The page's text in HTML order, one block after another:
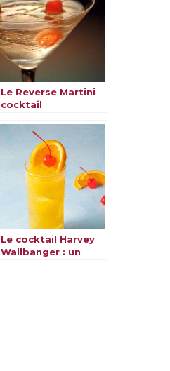
Le Reverse Martini
cocktail
Le cocktail Harvey
Wallbanger : un